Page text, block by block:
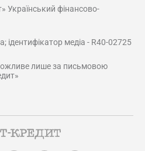
Український фінансово-
ідентифікатор медіа - R40-02725
лише за письмовою